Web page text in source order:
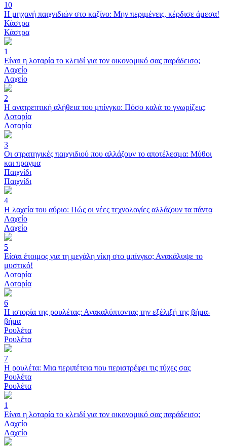
10
Η μηχανή παιχνιδιών στο καζίνο: Μην περιμένεις, κέρδισε άμεσα!
Κάστρα
Κάστρα
1
Είναι η λοταρία το κλειδί για τον οικονομικό σας παράδεισο;
Λαχείο
Λαχείο
2
Η ανατρεπτική αλήθεια του μπίνγκο: Πόσο καλά το γνωρίζεις;
Λοταρία
Λοταρία
3
Οι στρατηγικές παιχνιδιού που αλλάζουν το αποτέλεσμα: Μύθοι
και πραγμα
Παιχνίδι
Παιχνίδι
4
Η λαχεία του αύριο: Πώς οι νέες τεχνολογίες αλλάζουν τα πάντα
Λαχείο
Λαχείο
5
Είσαι έτοιμος για τη μεγάλη νίκη στο μπίνγκο; Ανακάλυψε το
μυστικό!
Λοταρία
Λοταρία
6
Η ιστορία της ρουλέτας: Ανακαλύπτοντας την εξέλιξή της βήμα-
βήμα
Ρουλέτα
Ρουλέτα
7
Η ρουλέτα: Μια περιπέτεια που περιστρέφει τις τύχες σας
Ρουλέτα
Ρουλέτα
1
Είναι η λοταρία το κλειδί για τον οικονομικό σας παράδεισο;
Λαχείο
Λαχείο